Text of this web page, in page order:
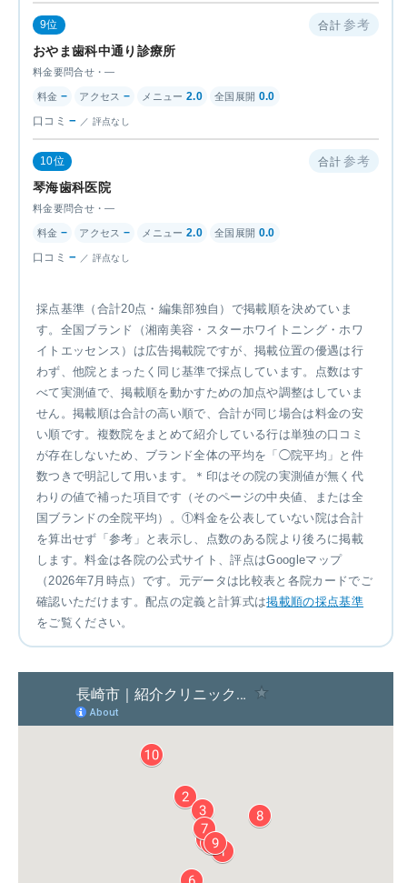
9位
おやま歯科中通り診療所
料金要問合せ・—
参考
−
− 評点なし
− 2.0 0.0
10位
琴海歯科医院
料金要問合せ・—
参考
−
− 評点なし
− 2.0 0.0
採点基準（合計20点・編集部独自）で掲載順を決めていま
す。全国ブランド（湘南美容・スターホワイトニング・ホワ
イトエッセンス）は広告掲載院ですが、掲載位置の優遇は行
わず、他院とまったく同じ基準で採点しています。点数はす
べて実測値で、掲載順を動かすための加点や調整はしていま
せん。掲載順は合計の高い順で、合計が同じ場合は料金の安
い順です。複数院をまとめて紹介している行は単独の口コミ
が存在しないため、ブランド全体の平均を「◯院平均」と件
数つきで明記して用います。＊印はその院の実測値が無く代
わりの値で補った項目です（そのページの中央値、または全
国ブランドの全院平均）。①料金を公表していない院は合計
を算出せず「参考」と表示し、点数のある院より後ろに掲載
します。料金は各院の公式サイト、評点はGoogleマップ
（2026年7月時点）です。元データは比較表と各院カードでご
確認いただけます。配点の定義と計算式は掲載順の採点基準
をご覧ください。